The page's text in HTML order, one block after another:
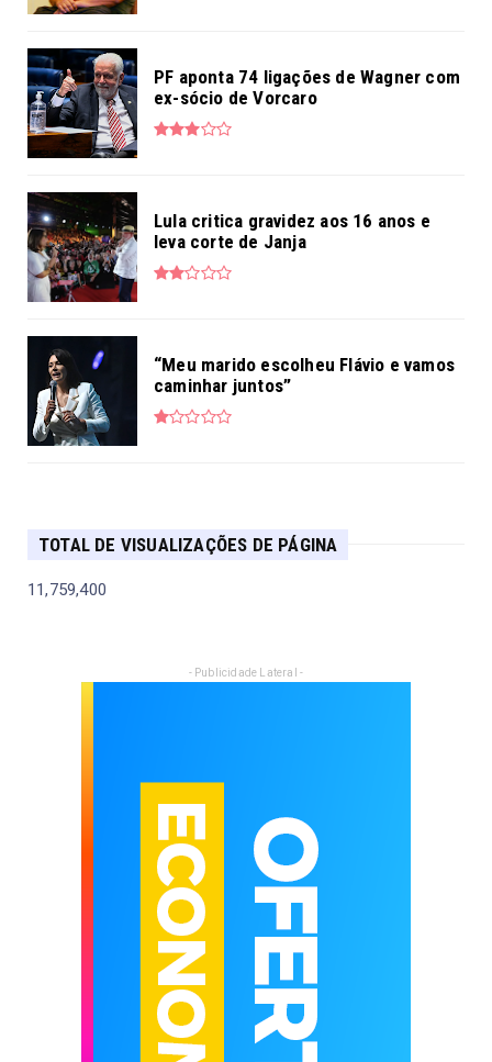
PF aponta 74 ligações de Wagner com
ex-sócio de Vorcaro
Lula critica gravidez aos 16 anos e
leva corte de Janja
“Meu marido escolheu Flávio e vamos
caminhar juntos”
TOTAL DE VISUALIZAÇÕES DE PÁGINA
11,759,400
- Publicidade Lateral -